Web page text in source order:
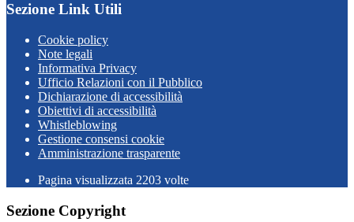
Sezione Link Utili
Cookie policy
Note legali
Informativa Privacy
Ufficio Relazioni con il Pubblico
Dichiarazione di accessibilità
Obiettivi di accessibilità
Whistleblowing
Gestione consensi cookie
Amministrazione trasparente
Pagina visualizzata 2203 volte
Sezione Copyright